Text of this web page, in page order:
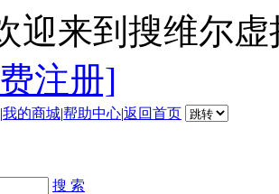
迎来到搜维尔
注册]
|我的商城|帮助中心|返回首页
搜 索